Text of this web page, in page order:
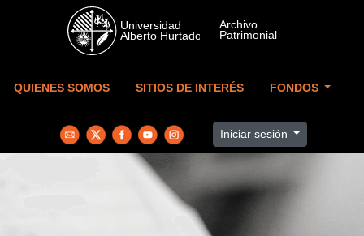
Skip to main content
QUIENES SOMOS SITIOS DE INTERÉS FONDOS
Iniciar sesión